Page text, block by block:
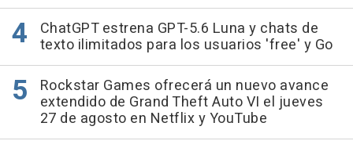
ChatGPT estrena GPT-5.6 Luna y chats de
texto ilimitados para los usuarios 'free' y Go
Rockstar Games ofrecerá un nuevo avance
extendido de Grand Theft Auto VI el jueves
27 de agosto en Netflix y YouTube